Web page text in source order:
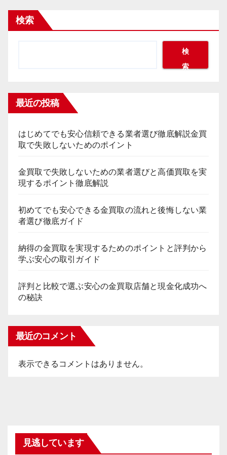
検索
検
索
最近の投稿
はじめてでも安心信頼できる業者選び徹底解説金買
取で失敗しないためのポイント
金買取で失敗しないための業者選びと高価買取を実
現するポイント徹底解説
初めてでも安心できる金買取の流れと後悔しない業
者選び徹底ガイド
納得の金買取を実現するためのポイントと評判から
学ぶ安心の取引ガイド
評判と比較で選ぶ安心の金買取店舗と現金化成功へ
の秘訣
最近のコメント
表示できるコメントはありません。
見逃しています